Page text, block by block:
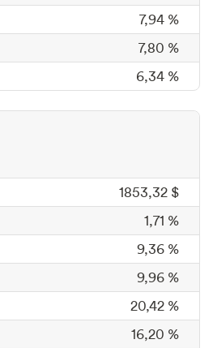
7,94 %
7,80 %
6,34 %
1853,32 $
1,71 %
9,36 %
9,96 %
20,42 %
16,20 %